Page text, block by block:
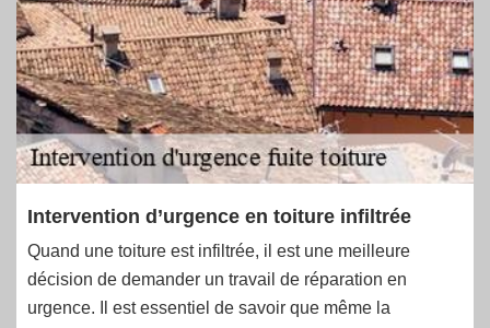
Intervention d’urgence en toiture infiltrée
Quand une toiture est infiltrée, il est une meilleure
décision de demander un travail de réparation en
urgence. Il est essentiel de savoir que même la